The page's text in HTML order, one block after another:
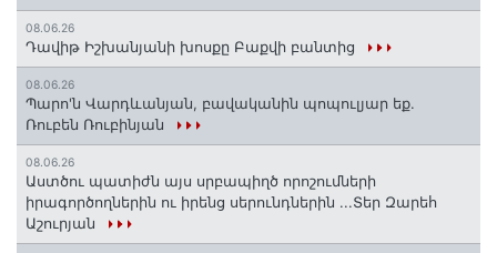
08.06.26
Դավիթ Իշխանյանի խոսքը Բաքվի բանտից
08.06.26
Պարո'ն Վարդևանյան, բավականին պոպուլյար եք.
Ռուբեն Ռուբինյան
08.06.26
Աստծու պատիժն այս սրբապիղծ որոշումների
իրագործողներին ու իրենց սերունդներին ...Տեր Զարեհ
Աշուրյան